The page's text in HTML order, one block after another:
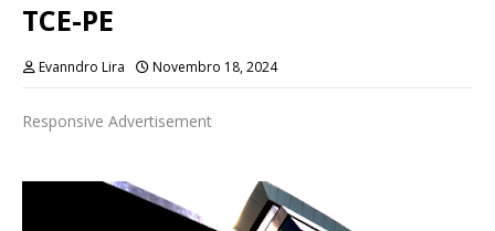
TCE-PE
Evanndro Lira Novembro 18, 2024
Responsive Advertisement